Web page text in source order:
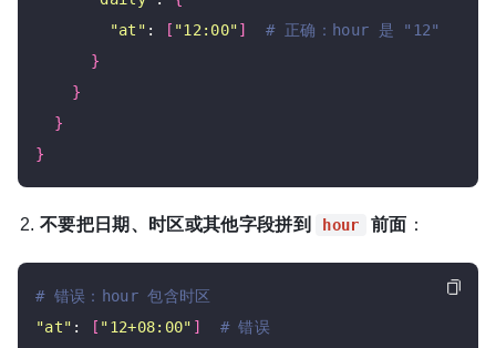
"at" : [ "12:00"]
# 正确：hour 是 "12"
}
}
}
}
不要把日期、时区或其他字段拼到 hour 前面 ：
# 错误：hour 包含时区
"at" : [ "12+08:00" ] # 错误